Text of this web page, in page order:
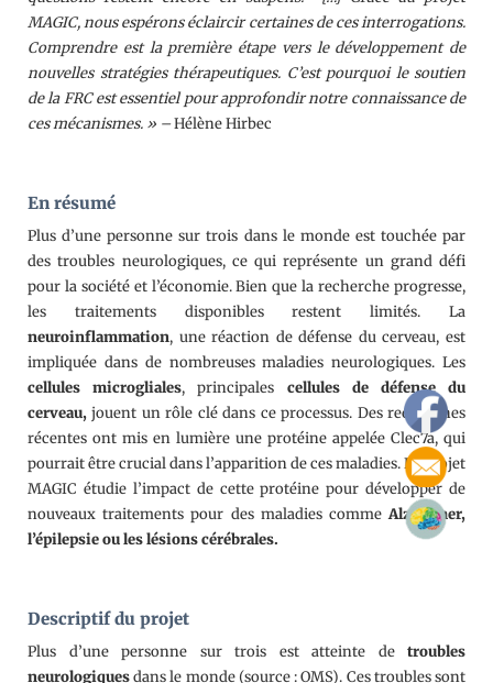
MAGIC, nous espérons éclaircir certaines de ces interrogations.
Comprendre est la première étape vers le développement de
nouvelles stratégies thérapeutiques. C’est pourquoi le soutien
de la FRC est essentiel pour approfondir notre connaissance de
ces mécanismes. » –Hélène Hirbec
En résumé
Plus d’une personne sur trois dans le monde est touchée par
des troubles neurologiques, ce qui représente un grand défi
pour la société et l’économie. Bien que la recherche progresse,
les traitements disponibles restent limités. La
neuroinflammation, une réaction de défense du cerveau, est
impliquée dans de nombreuses maladies neurologiques. Les
cellules microgliales, principales cellules de défense du
cerveau, jouent un rôle clé dans ce processus. Des recherches
récentes ont mis en lumière une protéine appelée Clec7a, qui
pourrait être crucial dans l’apparition de ces maladies. Le projet
MAGIC étudie l’impact de cette protéine pour développer de
nouveaux traitements pour des maladies commeAlzheimer,
l’épilepsie ou les lésions cérébrales.
Descriptif du projet
Plus d’une personne sur trois est atteinte de troubles
neurologiquesdans le monde (source : OMS). Ces troubles sont